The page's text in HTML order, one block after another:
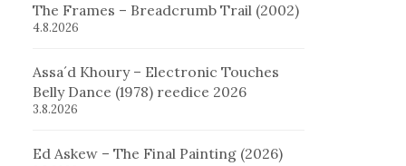
The Frames – Breadcrumb Trail (2002)
4.8.2026
Assa´d Khoury – Electronic Touches
Belly Dance (1978) reedice 2026
3.8.2026
Ed Askew – The Final Painting (2026)